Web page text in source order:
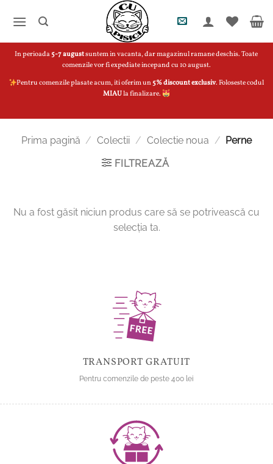
In perioada5-7 augustsuntem in vacanta, dar magazinul ramane deschis. Toate
comenzile vor fi expediate incepand cu 10 august.
Pentru comenzile plasate acum, iti oferim un5% discount exclusiv. Foloseste codul
MIAUla finalizare.
Prima pagină / Colectii / Colectie noua / Perne
FILTREAZĂ
Nu a fost găsit niciun produs care să se potrivească cu
selecția ta.
TRANSPORT GRATUIT
Pentru comenzile de peste 400 lei